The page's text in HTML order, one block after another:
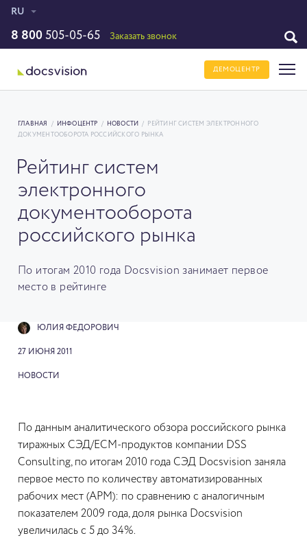
RU
8 800 505-05-65 Заказать звонок
ДЕМОЦЕНТР
ГЛАВНАЯ / ИНФОЦЕНТР / НОВОСТИ /
РЕЙТИНГ СИСТЕМ ЭЛЕКТРОННОГО
ДОКУМЕНТООБОРОТА РОССИЙСКОГО РЫНКА
Рейтинг систем
электронного
документооборота
российского рынка
По итогам 2010 года Docsvision занимает первое
место в рейтинге
ЮЛИЯ ФЕДОРОВИЧ
27 ИЮНЯ 2011
НОВОСТИ
По данным аналитического обзора российского рынка
тиражных СЭД/ECM-продуктов компании DSS
Consulting, по итогам 2010 года СЭД Docsvision заняла
первое место по количеству автоматизированных
рабочих мест (АРМ): по сравнению с аналогичным
показателем 2009 года, доля рынка Docsvision
увеличилась с 5 до 34%.